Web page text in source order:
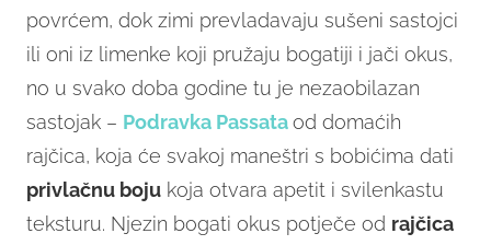
povrćem, dok zimi prevladavaju sušeni sastojci
ili oni iz limenke koji pružaju bogatiji i jači okus,
no u svako doba godine tu je nezaobilazan
sastojak – Podravka Passataod domaćih
rajčica, koja će svakoj maneštri s bobićima dati
privlačnu boju koja otvara apetit i svilenkastu
teksturu. Njezin bogati okus potječe od rajčica